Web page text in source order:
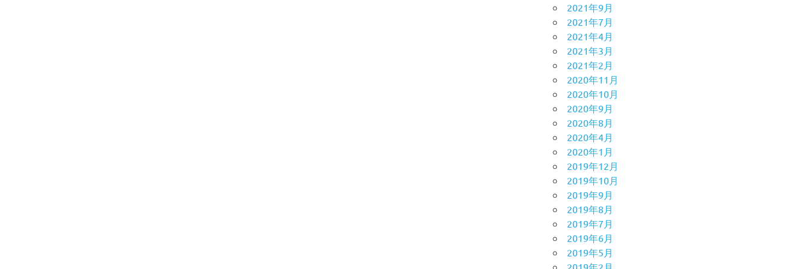
2021年9月
2021年7月
2021年4月
2021年3月
2021年2月
2020年11月
2020年10月
2020年9月
2020年8月
2020年4月
2020年1月
2019年12月
2019年10月
2019年9月
2019年8月
2019年7月
2019年6月
2019年5月
2019年2月